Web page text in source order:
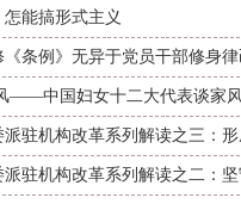
能搞形式主义
条例》无异于党员干部修身律
——中国妇女十二大代表谈家
驻机构改革系列解读之三：
驻机构改革系列解读之二：